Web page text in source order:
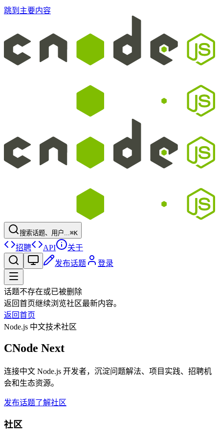
跳到主要内容
搜索话题、用户...⌘K
招聘 API
关于
发布话题
登录
话题不存在或已被删除
返回首页继续浏览社区最新内容。
返回首页
Node.js 中文技术社区
CNode Next
连接中文 Node.js 开发者，沉淀问题解法、项目实践、招聘机
会和生态资源。
发布话题了解社区
社区